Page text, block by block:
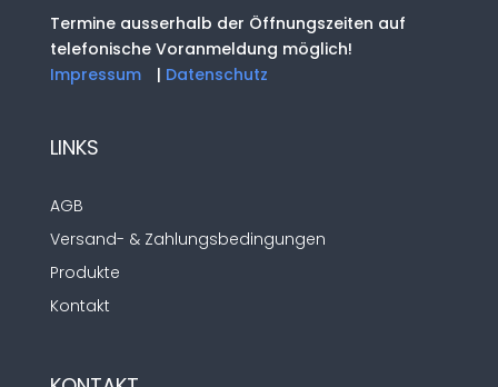
Termine ausserhalb der Öffnungszeiten auf
telefonische Voranmeldung möglich!
Impressum
| Datenschutz
LINKS
AGB
Versand- & Zahlungsbedingungen
Produkte
Kontakt